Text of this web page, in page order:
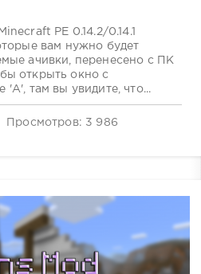
PE 0.14.2/0.14.1
вам нужно будет
ачивки, перенесено с ПК
открыть окно с
там вы увидите, что...
Просмотров: 3 986